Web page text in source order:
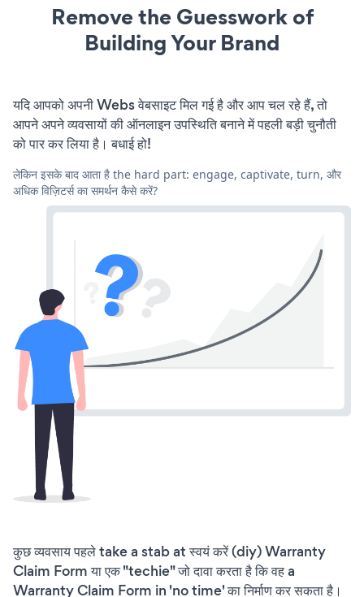
Remove the Guesswork of
Building Your Brand
यदि आपको अपनी Webs वेबसाइट मिल गई है और आप चल रहे हैं, तो
आपने अपने व्यवसायों की ऑनलाइन उपस्थिति बनाने में पहली बड़ी चुनौती
को पार कर लिया है। बधाई हो!
लेकिन इसके बाद आता है the hard part: engage, captivate, turn, और
अधिक विज़िटर्स का समर्थन कैसे करें?
कुछ व्यवसाय पहले take a stab at स्वयं करें (diy) Warranty
Claim Form या एक "techie" जो दावा करता है कि वह a
Warranty Claim Form in 'no time' का निर्माण कर सकता है।